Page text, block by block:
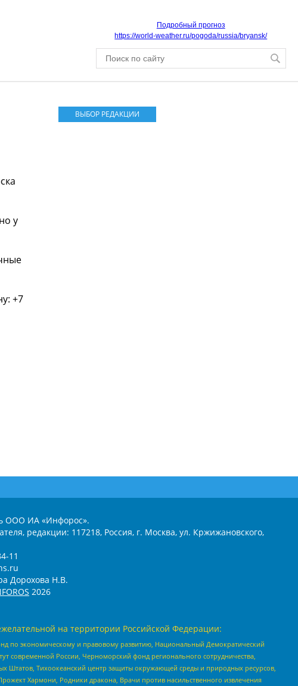
Подробный прогноз
https://world-weather.ru/pogoda/russia/bryansk/
у
+7
ВЫБОР РЕДАКЦИИ
ООО ИА «Инфорос».
редакции: 117218, Россия, г. Москва, ул. Кржижановского,
11
Дорохова Н.В.
2026
на территории Российской Федерации:
по экономическому и правовому развитию, Национальный Демократический
современной России, Черноморский фонд регионального сотрудничества,
Штатов, Тихоокеанский центр защиты окружающей среды и природных ресурсов,
Хармони, Родники дракона, Врачи против насильственного извлечения